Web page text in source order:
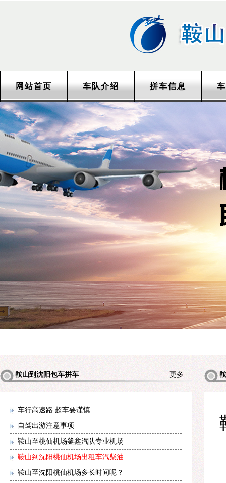
网站首页 车队介绍 拼车信息
更多
鞍山到沈阳包车拼车
车行高速路 超车要谨慎
自驾出游注意事项
鞍山至桃仙机场釜鑫汽队专业机场
鞍山到沈阳桃仙机场出租车汽柴油
鞍山至沈阳桃仙机场多长时间呢？